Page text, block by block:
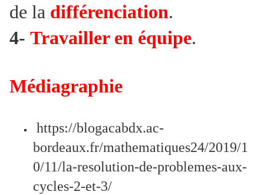
de la différenciation.
4- Travailler en équipe.
Médiagraphie
https://blogacabdx.ac-
bordeaux.fr/mathematiques24/2019/1
0/11/la-resolution-de-problemes-aux-
cycles-2-et-3/